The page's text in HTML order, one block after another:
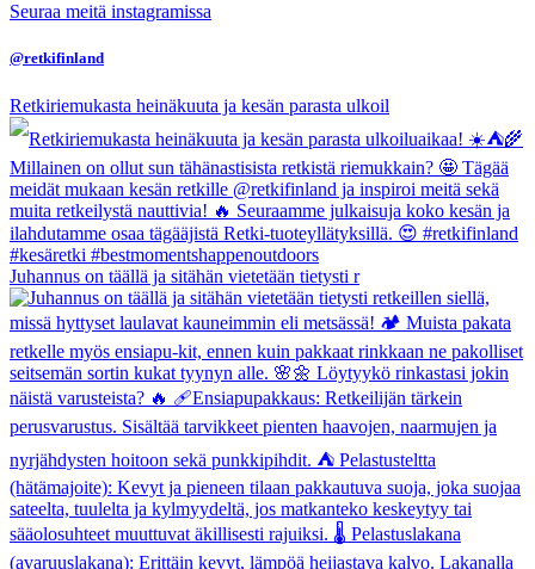
Seuraa meitä instagramissa
@retkifinland
Retkiriemukasta heinäkuuta ja kesän parasta ulkoil
Juhannus on täällä ja sitähän vietetään tietysti r